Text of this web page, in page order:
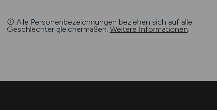
Alle Personenbezeichnungen beziehen sich auf alle
Geschlechter gleichermaßen. Weitere Informationen